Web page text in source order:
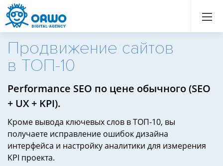
Продвижение сайтов
в ТОП-10
Продвижение
сайта
ТОП
сайтов
в
ТОП
Яндекс
и
Гугл
Продвижение
Performance SEO по цене обычного (SEO
+ UX + KPI).
Кроме вывода ключевых слов в ТОП-10, вы
получаете исправление ошибок дизайна
интерфейса и настройку аналитики для измерения
KPI проекта.
Назад
Назад
Назад
Назад
Назад
Назад
Назад
Назад
Назад
Назад
Назад
Назад
Назад
Назад
Назад
Назад
Назад
Назад
Назад
Назад